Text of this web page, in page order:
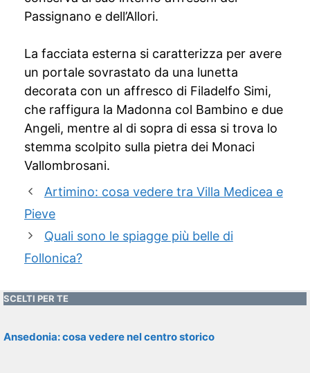
Passignano e dell’Allori.
La facciata esterna si caratterizza per avere
un portale sovrastato da una lunetta
decorata con un affresco di Filadelfo Simi,
che raffigura la Madonna col Bambino e due
Angeli, mentre al di sopra di essa si trova lo
stemma scolpito sulla pietra dei Monaci
Vallombrosani.
Artimino: cosa vedere tra Villa Medicea e
Pieve
Quali sono le spiagge più belle di
Follonica?
SCELTI PER TE
Ansedonia: cosa vedere nel centro storico